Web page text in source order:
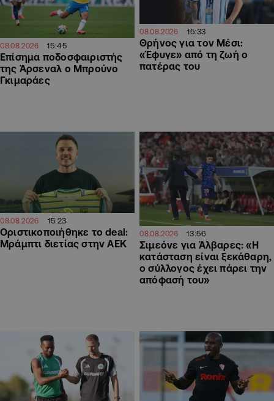
08.08.2026 15:45
Επίσημα ποδοσφαιριστής
της Άρσεναλ ο Μπρούνο
Γκιμαράες
08.08.2026 15:33
Θρήνος για τον Μέσι:
«Έφυγε» από τη ζωή ο
πατέρας του
08.08.2026 15:23
Οριστικοποιήθηκε το deal:
Μράμπτι διετίας στην ΑΕΚ
08.08.2026 13:56
Σιμεόνε για Άλβαρες: «Η
κατάσταση είναι ξεκάθαρη,
ο σύλλογος έχει πάρει την
απόφασή του»